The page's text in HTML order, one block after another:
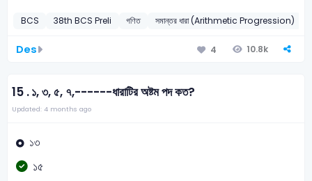
BCS 38th BCS Preli গণিত সমান্তর ধারা (Arithmetic Progression)
Des 4 10.8k
15 .১, ৩, ৫, ৭,------ধারাটির অষ্টম পদ কত?
Updated: 4 months ago
১৩
১৫